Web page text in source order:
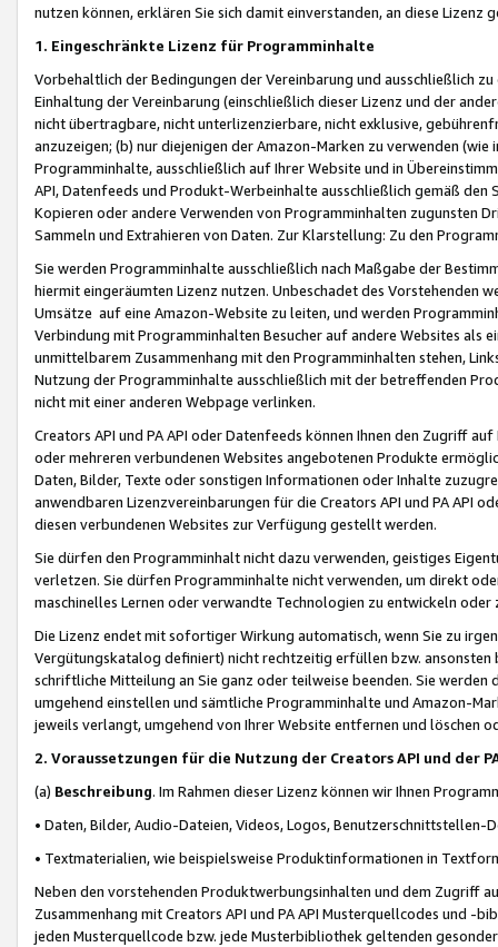
nutzen können, erklären Sie sich damit einverstanden, an diese Lizenz
1. Eingeschränkte Lizenz für Programminhalte
Vorbehaltlich der Bedingungen der Vereinbarung und ausschließlich
Einhaltung der Vereinbarung (einschließlich dieser Lizenz und der
nicht übertragbare, nicht unterlizenzierbare, nicht exklusive,
anzuzeigen; (b) nur diejenigen der Amazon-Marken zu verwenden
Programminhalte, ausschließlich auf Ihrer Website und in
API, Datenfeeds und Produkt-Werbeinhalte ausschließlich gemäß
Kopieren oder andere Verwenden von Programminhalten zugunsten
Sammeln und Extrahieren von Daten. Zur Klarstellung: Zu den
Sie werden Programminhalte ausschließlich nach Maßgabe der
hiermit eingeräumten Lizenz nutzen. Unbeschadet des Vorstehenden
Umsätze auf eine Amazon-Website zu leiten, und werden
Verbindung mit Programminhalten Besucher auf andere Websites als
unmittelbarem Zusammenhang mit den Programminhalten stehen,
Nutzung der Programminhalte ausschließlich mit der betreffenden
nicht mit einer anderen Webpage verlinken.
Creators API und PA API oder Datenfeeds können Ihnen den Zugriff
oder mehreren verbundenen Websites angebotenen Produkte
Daten, Bilder, Texte oder sonstigen Informationen oder Inhalte
anwendbaren Lizenzvereinbarungen für die Creators API und PA API
diesen verbundenen Websites zur Verfügung gestellt werden.
Sie dürfen den Programminhalt nicht dazu verwenden, geistiges
verletzen. Sie dürfen Programminhalte nicht verwenden, um direkt
maschinelles Lernen oder verwandte Technologien zu entwickeln
Die Lizenz endet mit sofortiger Wirkung automatisch, wenn Sie zu
Vergütungskatalog definiert) nicht rechtzeitig erfüllen bzw. ansonsten
schriftliche Mitteilung an Sie ganz oder teilweise beenden. Sie werden
umgehend einstellen und sämtliche Programminhalte und Amazon-
jeweils verlangt, umgehend von Ihrer Website entfernen und löschen
2. Voraussetzungen für die Nutzung der Creators API und der
(a) Beschreibung. Im Rahmen dieser Lizenz können wir Ihnen
• Daten, Bilder, Audio-Dateien, Videos, Logos, Benutzerschnittstellen-
• Textmaterialien, wie beispielsweise Produktinformationen in
Neben den vorstehenden Produktwerbungsinhalten und dem Zugriff
Zusammenhang mit Creators API und PA API Musterquellcodes und
jeden Musterquellcode bzw. jede Musterbibliothek geltenden